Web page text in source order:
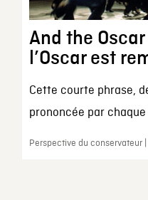
And the
l’Oscar est
Cette courte phrase,
prononcée par
Perspective du conservateur